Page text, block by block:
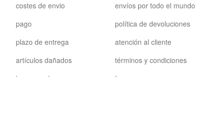
costes de envio
pago
plazo de entrega
artículos dañados
bono regalo
envíos por todo el mundo
política de devoluciones
atención al cliente
términos y condiciones
faq